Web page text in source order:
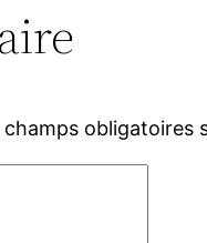
champs obligatoires